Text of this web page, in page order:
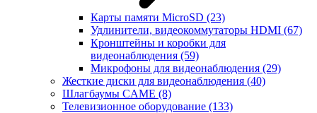
Карты памяти MicroSD (23)
Удлинители, видеокоммутаторы HDMI (67)
Кронштейны и коробки для
видеонаблюдения (59)
Микрофоны для видеонаблюдения (29)
Жесткие диски для видеонаблюдения (40)
Шлагбаумы CAME (8)
Телевизионное оборудование (133)